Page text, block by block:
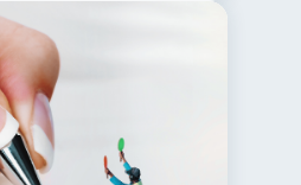
de Bancos
2